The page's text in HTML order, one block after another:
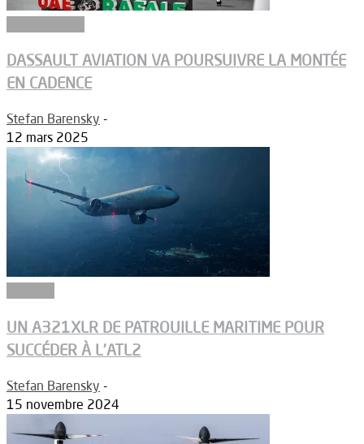
DASSAULT AVIATION VA POURSUIVRE LA MONTÉE
EN CADENCE
Stefan Barensky -
12 mars 2025
UN A321XLR DE PATROUILLE MARITIME POUR
SUCCÉDER À L’ATL2
Stefan Barensky -
15 novembre 2024